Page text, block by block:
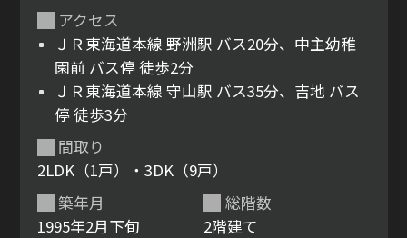
シャーメゾンとは
シャーメゾンセレクショ
ン
ルームツアー 動画ギャラリー
アクセス
ＪＲ東海道本線 野洲駅 バス20分、中主幼稚
園前 バス停 徒歩2分
ＪＲ東海道本線 守山駅 バス35分、吉地 バス
停 徒歩3分
築年月
1995年2月下旬
間取り
2LDK（1戸）・3DK（9戸）
総階数
2階建て